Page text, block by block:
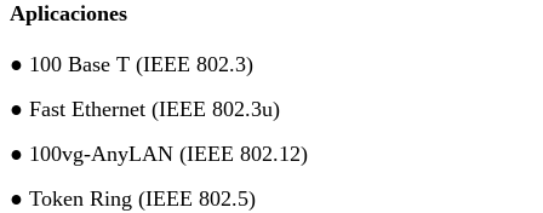
Aplicaciones
● 100 Base T (IEEE 802.3)
● Fast Ethernet (IEEE 802.3u)
● 100vg-AnyLAN (IEEE 802.12)
● Token Ring (IEEE 802.5)